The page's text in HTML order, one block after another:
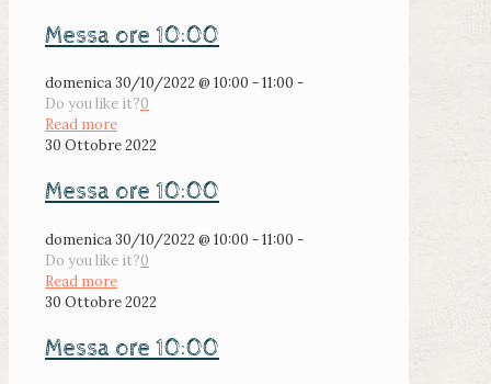
Messa ore 10:00
domenica 30/10/2022 @ 10:00 - 11:00 -
Do you like it?0
Read more
30 Ottobre 2022
Messa ore 10:00
domenica 30/10/2022 @ 10:00 - 11:00 -
Do you like it?0
Read more
30 Ottobre 2022
Messa ore 10:00